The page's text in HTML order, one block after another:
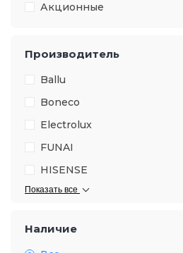
Акционные
Производитель
Ballu
Boneco
Electrolux
FUNAI
HISENSE
Показать все
Наличие